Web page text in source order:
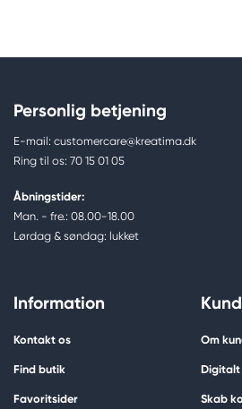
aromatics
Ansvarlig EU
Daler-Rowney
FILA S.p.A Via XXV
20016 Pero (MI) Italy
fila@fila.it
+3902381051
Personlig betjening
E-mail: customercare@kreatima.dk
Ring til os: 70 15 01 05
Åbningstider:
Man. - fre.: 08.00-18.00
Lørdag & søndag: lukket
Information
Kontakt os
Find butik
Favoritsider
Om
Digitalt
Skab